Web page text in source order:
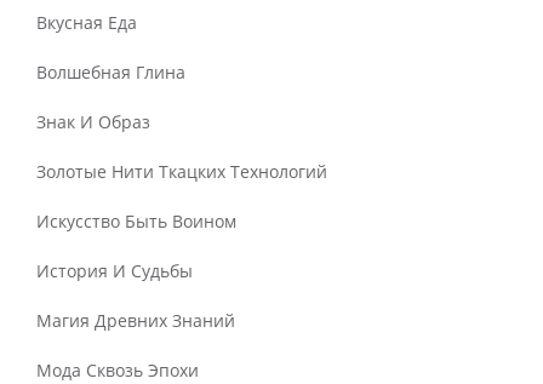
Вкусная Еда
Волшебная Глина
Знак И Образ
Золотые Нити Ткацких Технологий
Искусство Быть Воином
История И Судьбы
Магия Древних Знаний
Мода Сквозь Эпохи